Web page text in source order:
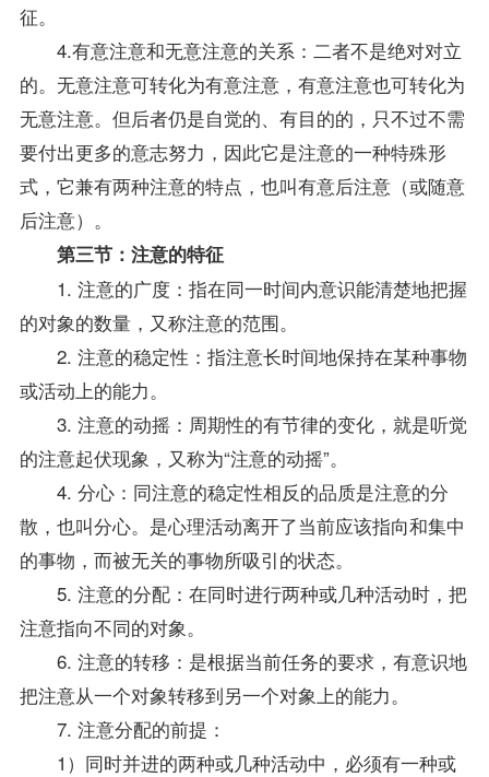
征。
4.有意注意和无意注意的关系：二者不是绝对对立
的。无意注意可转化为有意注意，有意注意也可转化为
无意注意。但后者仍是自觉的、有目的的，只不过不需
要付出更多的意志努力，因此它是注意的一种特殊形
式，它兼有两种注意的特点，也叫有意后注意（或随意
后注意）。
第三节：注意的特征
1. 注意的广度：指在同一时间内意识能清楚地把握
的对象的数量，又称注意的范围。
2. 注意的稳定性：指注意长时间地保持在某种事物
或活动上的能力。
3. 注意的动摇：周期性的有节律的变化，就是听觉
的注意起伏现象，又称为“注意的动摇”。
4. 分心：同注意的稳定性相反的品质是注意的分
散，也叫分心。是心理活动离开了当前应该指向和集中
的事物，而被无关的事物所吸引的状态。
5. 注意的分配：在同时进行两种或几种活动时，把
注意指向不同的对象。
6. 注意的转移：是根据当前任务的要求，有意识地
把注意从一个对象转移到另一个对象上的能力。
7. 注意分配的前提：
1）同时并进的两种或几种活动中，必须有一种或